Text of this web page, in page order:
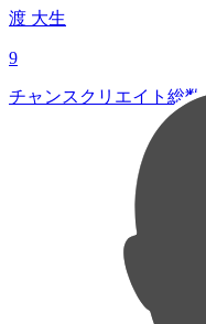
渡 大生
9
チャンスクリエイト総数